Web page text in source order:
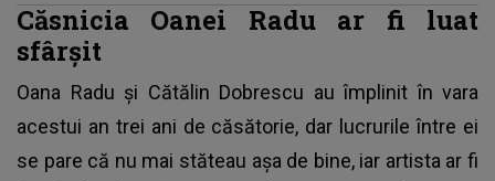
Căsnicia Oanei Radu ar fi luat
sfârșit
Oana Radu și Cătălin Dobrescu au împlinit în vara
acestui an trei ani de căsătorie, dar lucrurile între ei
se pare că nu mai stăteau așa de bine, iar artista ar fi